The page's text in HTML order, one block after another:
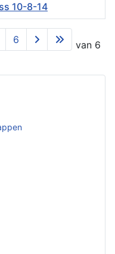
10-8-14
Pagina 2 van 6
6